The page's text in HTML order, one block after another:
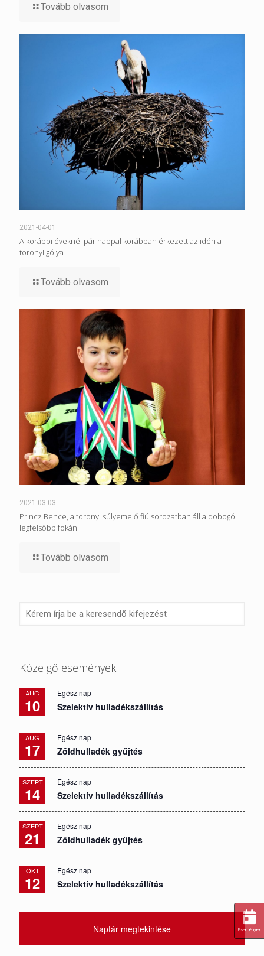
Tovább olvasom
2021-04-01
A korábbi éveknél pár nappal korábban érkezett az idén a
toronyi gólya
Tovább olvasom
2021-03-03
Princz Bence, a toronyi súlyemelő fiú sorozatban áll a dobogó
legfelsőbb fokán
Tovább olvasom
Közelgő események
AUG
10
Egész nap
Szelektív hulladékszállítás
AUG
17
Egész nap
Zöldhulladék gyűjtés
SZEPT
14
Egész nap
Szelektív hulladékszállítás
SZEPT
21
Egész nap
Zöldhulladék gyűjtés
OKT
12
Egész nap
Szelektív hulladékszállítás
Naptár megtekintése Események